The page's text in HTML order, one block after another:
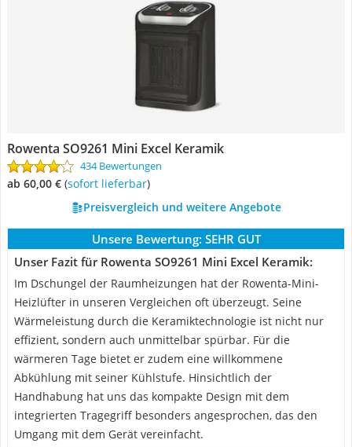
Rowenta SO9261 Mini Excel Keramik
434 Bewertungen
ab 60,00 € ( Sofort lieferbar)
Preisvergleich und weitere Angebote
Unsere Bewertung: SEHR GUT
Unser Fazit für Rowenta SO9261 Mini Excel Keramik:
Im Dschungel der Raumheizungen hat der Rowenta-Mini-
Heizlüfter in unseren Vergleichen oft überzeugt. Seine
Wärmeleistung durch die Keramiktechnologie ist nicht nur
effizient, sondern auch unmittelbar spürbar. Für die
wärmeren Tage bietet er zudem eine willkommene
Abkühlung mit seiner Kühlstufe. Hinsichtlich der
Handhabung hat uns das kompakte Design mit dem
integrierten Tragegriff besonders angesprochen, das den
Umgang mit dem Gerät vereinfacht.